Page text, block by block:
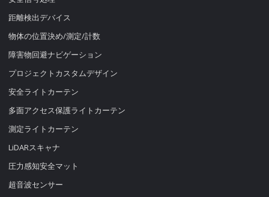
距離検出デバイス
物体の位置決め/測定/計数
障害物回避ナビゲーション
プロジェクトカスタムデザイン
安全ライトカーテン
多面アクセス保護ライトカーテン
測定ライトカーテン
LiDARスキャナ
圧力感知安全マット
超音波センサー